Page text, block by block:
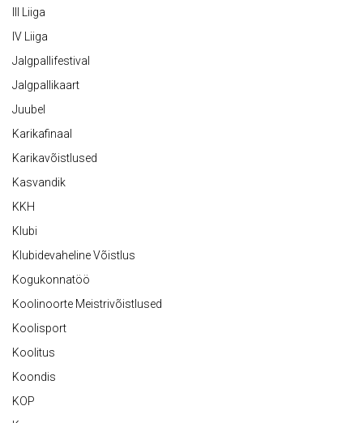
III Liiga
IV Liiga
Jalgpallifestival
Jalgpallikaart
Juubel
Karikafinaal
Karikavõistlused
Kasvandik
KKH
Klubi
Klubidevaheline Võistlus
Kogukonnatöö
Koolinoorte Meistrivõistlused
Koolisport
Koolitus
Koondis
KOP